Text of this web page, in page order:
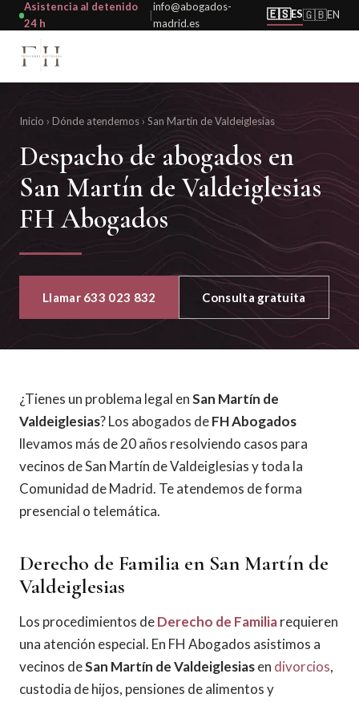
Asistencia al detenido
24 h
|
info@abogados-
madrid.es
🇪🇸ES🇬🇧EN
Inicio › Dónde atendemos › San Martín de Valdeiglesias
Despacho de abogados en
San Martín de Valdeiglesias
FH Abogados
Llamar 633 023 832 Consulta gratuita
¿Tienes un problema legal enSan Martín de
Valdeiglesias? Los abogados deFH Abogados
llevamos más de 20 años resolviendo casos para
vecinos de San Martín de Valdeiglesias y toda la
Comunidad de Madrid. Te atendemos de forma
presencial o telemática.
Derecho de Familia en San Martín de
Valdeiglesias
Los procedimientos deDerecho de Familiarequieren
una atención especial. En FH Abogados asistimos a
vecinos deSan Martín de Valdeiglesiasen divorcios,
custodia de hijos, pensiones de alimentos y